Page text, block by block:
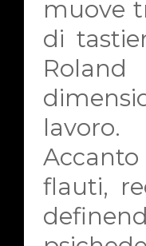
muove
di
lavoro.
Accanto
flauti,